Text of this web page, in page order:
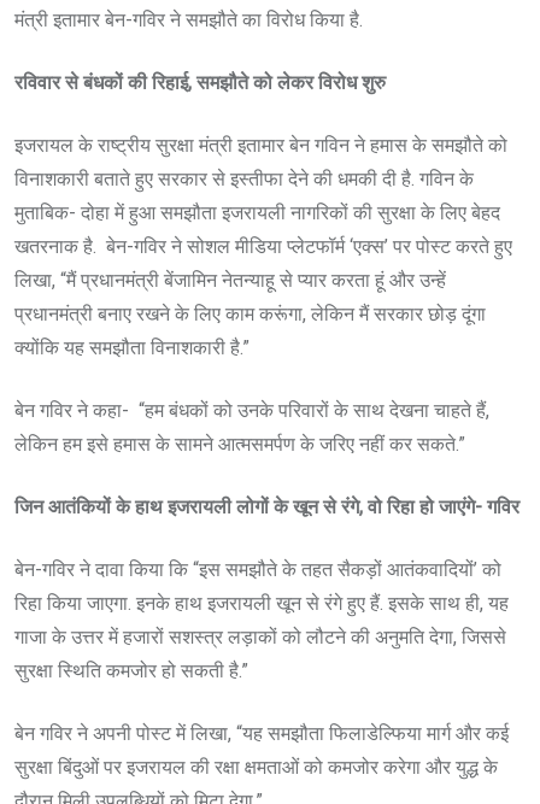
मंत्री इतामार बेन-गविर ने समझौते का विरोध किया है.
रविवार से बंधकों की रिहाई, समझौते को लेकर विरोध शुरु
इजरायल के राष्ट्रीय सुरक्षा मंत्री इतामार बेन गविन ने हमास के समझौते को
विनाशकारी बताते हुए सरकार से इस्तीफा देने की धमकी दी है. गविन के
मुताबिक- दोहा में हुआ समझौता इजरायली नागरिकों की सुरक्षा के लिए बेहद
खतरनाक है. बेन-गविर ने सोशल मीडिया प्लेटफॉर्म ‘एक्स’ पर पोस्ट करते हुए
लिखा, “मैं प्रधानमंत्री बेंजामिन नेतन्याहू से प्यार करता हूं और उन्हें
प्रधानमंत्री बनाए रखने के लिए काम करूंगा, लेकिन मैं सरकार छोड़ दूंगा
क्योंकि यह समझौता विनाशकारी है.”
बेन गविर ने कहा- “हम बंधकों को उनके परिवारों के साथ देखना चाहते हैं,
लेकिन हम इसे हमास के सामने आत्मसमर्पण के जरिए नहीं कर सकते.”
जिन आतंकियों के हाथ इजरायली लोगों के खून से रंगे, वो रिहा हो जाएंगे- गविर
बेन-गविर ने दावा किया कि “इस समझौते के तहत सैकड़ों आतंकवादियों’ को
रिहा किया जाएगा. इनके हाथ इजरायली खून से रंगे हुए हैं. इसके साथ ही, यह
गाजा के उत्तर में हजारों सशस्त्र लड़ाकों को लौटने की अनुमति देगा, जिससे
सुरक्षा स्थिति कमजोर हो सकती है.”
बेन गविर ने अपनी पोस्ट में लिखा, “यह समझौता फिलाडेल्फिया मार्ग और कई
सुरक्षा बिंदुओं पर इजरायल की रक्षा क्षमताओं को कमजोर करेगा और युद्ध के